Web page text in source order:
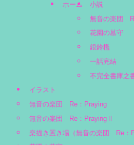
ホーム
小説
無音の楽団
花園の墓守
銀鈴檻
一話完結
不完全書庫之
イラスト
無音の楽団 Re：Praying
無音の楽団 Re：PrayingⅡ
楽描き置き場（無音の楽団 Re：